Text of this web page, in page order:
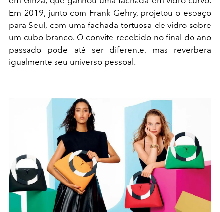
Em 2019, junto com Frank Gehry, projetou o espaço
para Seul, com uma fachada tortuosa de vidro sobre
um cubo branco. O convite recebido no final do ano
passado pode até ser diferente, mas reverbera
igualmente seu universo pessoal.